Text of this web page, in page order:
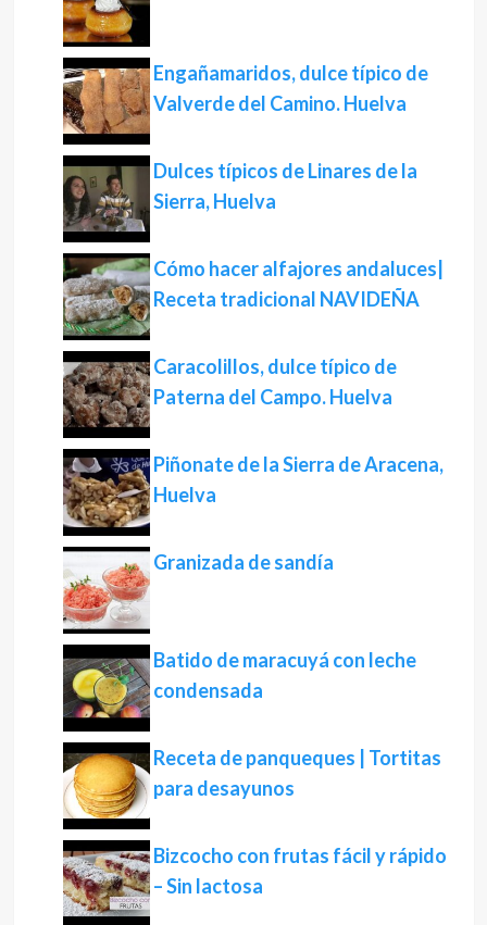
Engañamaridos, dulce típico de
Valverde del Camino. Huelva
Dulces típicos de Linares de la
Sierra, Huelva
Cómo hacer alfajores andaluces|
Receta tradicional NAVIDEÑA
Caracolillos, dulce típico de
Paterna del Campo. Huelva
Piñonate de la Sierra de Aracena,
Huelva
Granizada de sandía
Batido de maracuyá con leche
condensada
Receta de panqueques | Tortitas
para desayunos
Bizcocho con frutas fácil y rápido
– Sin lactosa